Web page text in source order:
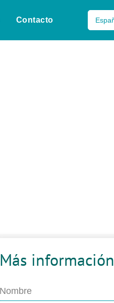
Contacto
Más información